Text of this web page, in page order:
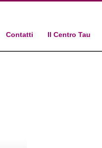
Contatti Il Centro Tau